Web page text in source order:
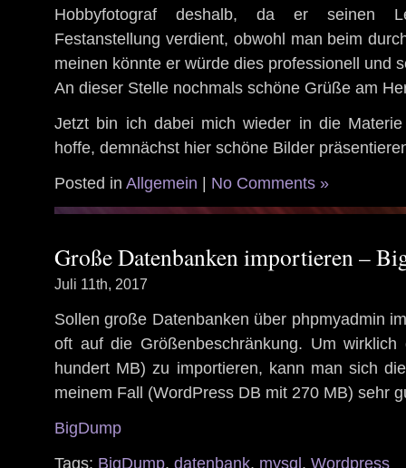
Hobbyfotograf deshalb, da er seinen
Festanstellung verdient, obwohl man beim
meinen könnte er würde dies professionell und
An dieser Stelle nochmals schöne Grüße am
Jetzt bin ich dabei mich wieder in die
hoffe, demnächst hier schöne Bilder
Posted in Allgemein | No Comments »
Große Datenbanken importieren –
Juli 11th, 2017
Sollen große Datenbanken über phpmyadmin
oft auf die Größenbeschränkung. Um wirklich
hundert MB) zu importieren, kann man sich
meinem Fall (WordPress DB mit 270 MB) sehr
BigDump
Tags: BigDump, datenbank, mysql, Wordpress